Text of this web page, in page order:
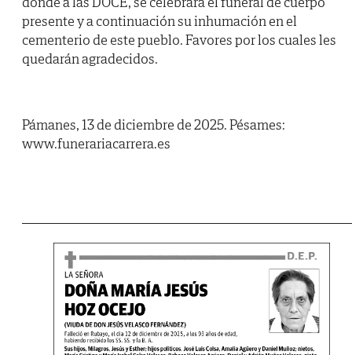
presente y a continuación su inhumación en el
cementerio de este pueblo. Favores por los cuales les
quedarán agradecidos.
Pámanes, 13 de diciembre de 2025. Pésames:
www.funerariacarrera.es